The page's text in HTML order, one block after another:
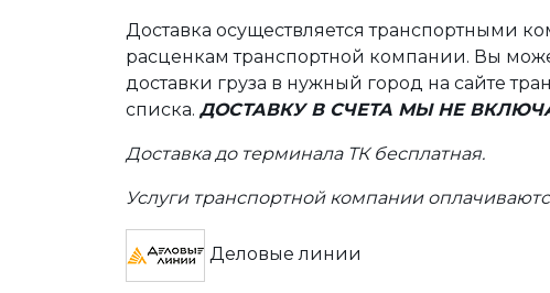
Доставка осуществляется транспортными
расценкам транспортной компании. Вы
доставки груза в нужный город на сайте
списка. ДОСТАВКУ В СЧЕТА МЫ НЕ
Доставка до терминала ТК бесплатная.
Услуги транспортной компании
Деловые линии